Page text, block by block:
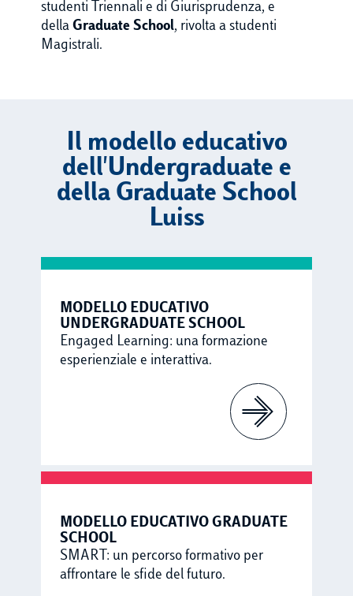
studenti Triennali e di Giurisprudenza, e
della Graduate School, rivolta a studenti
Magistrali.
Il modello educativo
dell'Undergraduate e
della Graduate School
Luiss
MODELLO EDUCATIVO
UNDERGRADUATE SCHOOL
Engaged Learning: una formazione
esperienziale e interattiva.
‎MODELLO EDUCATIVO GRADUATE
SCHOOL
SMART: un percorso formativo per
affrontare le sfide del futuro.